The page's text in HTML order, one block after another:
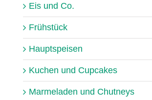
Eis und Co.
Frühstück
Hauptspeisen
Kuchen und Cupcakes
Marmeladen und Chutneys